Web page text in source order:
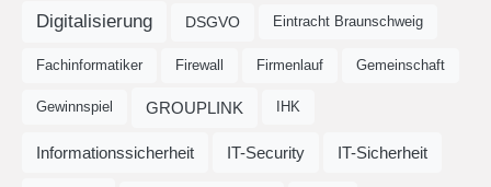
Digitalisierung DSGVO Eintracht Braunschweig
Fachinformatiker Firewall Firmenlauf Gemeinschaft
Gewinnspiel GROUPLINK IHK
Informationssicherheit IT-Security IT-Sicherheit